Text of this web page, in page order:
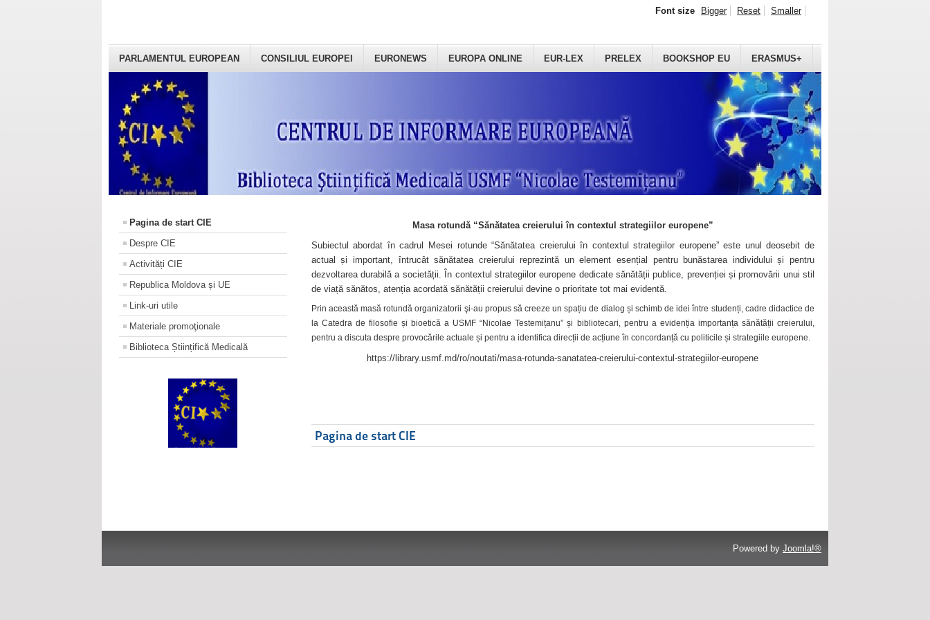
PARLAMENTUL EUROPEAN CONSILIUL EUROPEI EURONEWS EUROPA ONLINE EUR-LEX PRELEX BOOKSHOP EU ERASMUS+
Font size Bigger Reset Smaller
Pagina de start CIE
Despre CIE
Activități CIE
Republica Moldova și UE
Link-uri utile
Materiale promoţionale
Biblioteca Științifică Medicală
Masa rotundă “Sănătatea creierului în contextul strategiilor europene”
Subiectul abordat în cadrul Mesei rotunde “Sănătatea creierului în contextul strategiilor europene” este unul deosebit de
actual și important, întrucât sănătatea creierului reprezintă un element esențial pentru bunăstarea individului și pentru
dezvoltarea durabilă a societății. În contextul strategiilor europene dedicate sănătății publice, prevenției și promovării unui stil
de viață sănătos, atenția acordată sănătății creierului devine o prioritate tot mai evidentă.
Prin această masă rotundă organizatorii şi-au propus să creeze un spațiu de dialog și schimb de idei între studenți, cadre didactice de
la Catedra de filosofie și bioetică a USMF “Nicolae Testemițanu” și bibliotecari, pentru a evidenția importanța sănătății creierului,
pentru a discuta despre provocările actuale și pentru a identifica direcții de acțiune în concordanță cu politicile și strategiile europene.
https://library.usmf.md/ro/noutati/masa-rotunda-sanatatea-creierului-contextul-strategiilor-europene
Pagina de start CIE
Powered by Joomla!®